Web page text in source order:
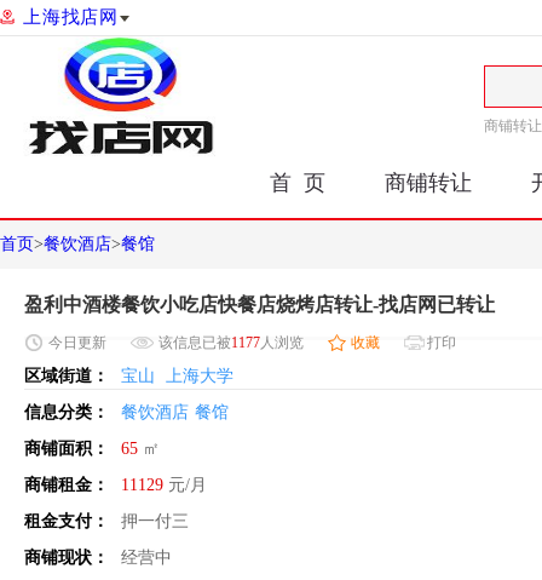
上海找店网
商铺转让
首 页 商铺转让
首页>餐饮酒店>餐馆
盈利中酒楼餐饮小吃店快餐店烧烤店转让-找店网已转让
今日 更新 该信息已被1177人浏览 收藏 打印
区域街道： 宝山
上海大学
信息分类：
餐饮酒店 餐馆
商铺面积：
65 ㎡
商铺租金：
11129 元/月
租金支付：
押一付三
商铺现状：
经营中